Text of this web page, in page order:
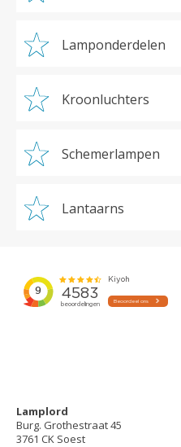
Lamponderdelen
Kroonluchters
Schemerlampen
Lantaarns
Lamplord
Burg. Grothestraat 45
3761 CK Soest